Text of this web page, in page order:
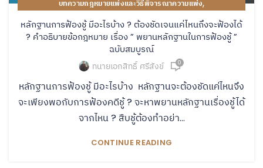
บทความกฎหมายแพ่งและวิธีพิจารณาความแพ่ง,
คู่มือปฏิบัติงานของทนายความ
หลักฐานการฟ้องชู้ มีอะไรบ้าง ? ต้องชัดเจนแค่ไหนถึงจะฟ้องได้
? คำอธิบายข้อกฎหมาย เรื่อง ” พยานหลักฐานในการฟ้องชู้ ”
ฉบับสมบูรณ์
ทนายเอกสิทธิ์ ศรีสังข์ 0
หลักฐานการฟ้องชู้ มีอะไรบ้าง หลักฐานจะต้องชัดแค่ไหนจึง
จะเพียงพอกับการฟ้องคดีชู้ ? จะหาพยานหลักฐานเรื่องชู้ได้
จากไหน ? สืบชู้ต้องทำอย่า...
CONTINUE READING